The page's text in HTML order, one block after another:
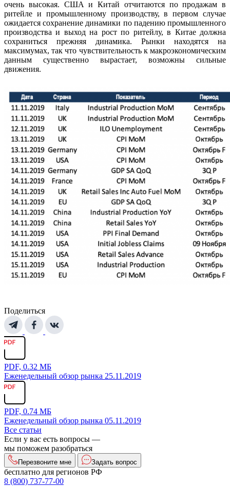
очень высокая. США и Китай отчитаются по продажам в
ритейле и промышленному производству, в первом случае
ожидается сохранение динамики по падению промышленного
производства и выход на рост по ритейлу, в Китае должна
сохраниться прежняя динамика. Рынки находятся на
максимумах, так что чувствительность к макроэкономическим
данным существенно вырастает, возможны сильные
движения.
Поделиться
PDF, 0.32 МБ
Еженедельный обзор рынка 25.11.2019
PDF, 0.74 МБ
Еженедельный обзор рынка 05.11.2019
Все статьи
Если у вас есть вопросы —
мы поможем разобраться
Перезвоните мне Задать вопрос
бесплатно для регионов РФ
8 (800) 737-77-00